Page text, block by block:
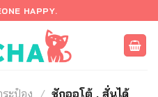
HAPPY.
ะป๋อง / ชักออโต้ , สั่นได้